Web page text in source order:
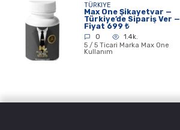
TÜRKIYE
Max One Şikayetvar —
Türkiye’de Sipariş Ver —
Fiyat 699 ₺
0
1.4k.
5 / 5 Ticari Marka Max One
Kullanım